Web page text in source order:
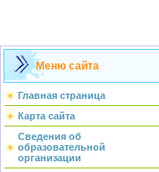
Меню сайта
Главная страница
Карта сайта
Сведения об
образовательной
организации